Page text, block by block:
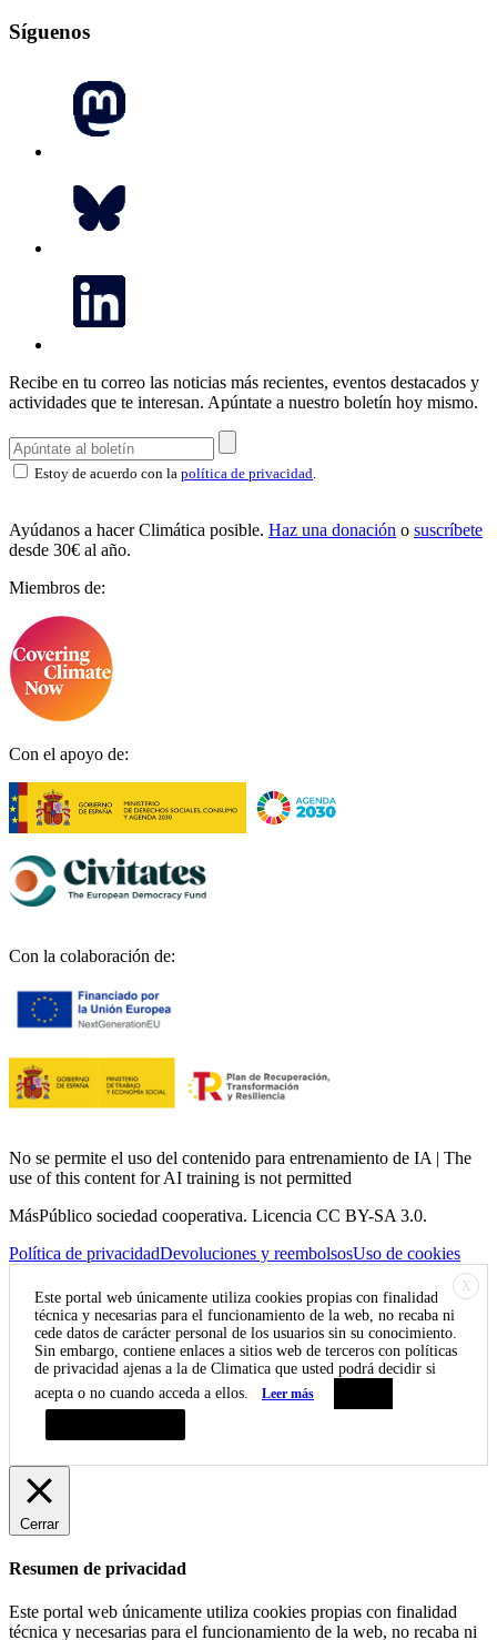
Síguenos
Recibe en tu correo las noticias más recientes, eventos destacados y
actividades que te interesan. Apúntate a nuestro boletín hoy mismo.
Estoy de acuerdo con la política de privacidad
Ayúdanos a hacer Climática posible. Haz una donación o suscríbete
desde 30€ al año.
Miembros de:
Con el apoyo de:
Con la colaboración de:
No se permite el uso del contenido para entrenamiento de IA | The
use of this content for AI training is not permitted
MásPúblico sociedad cooperativa. Licencia CC BY-SA 3.0.
Política de privacidadDevoluciones y reembolsosUso de cookies
X
Este portal web únicamente utiliza cookies propias con finalidad
técnica y necesarias para el funcionamiento de la web, no recaba ni
cede datos de carácter personal de los usuarios sin su conocimiento.
Sin embargo, contiene enlaces a sitios web de terceros con políticas
de privacidad ajenas a la de Climatica que usted podrá decidir si
acepta o no cuando acceda a ellos.
Leer más
Cerrar
Resumen de privacidad
Este portal web únicamente utiliza cookies propias con finalidad
técnica y necesarias para el funcionamiento de la web, no recaba ni